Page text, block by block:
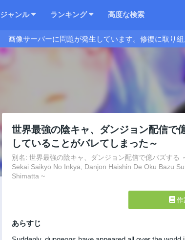
ジャンル ランキング 高度な検索
画像サーバーに問題が発生しています。修復に取り
世界最強の陰キャ、ダンジョン配信で
していることがバレてしまった～
別名: 世界最強の陰キャ、ダンジョン配信で億バズする
Sekai Saikyō No Inkyā, Danjon Haishin De Oku Bazu
Shimatta ~
作
あらすじ